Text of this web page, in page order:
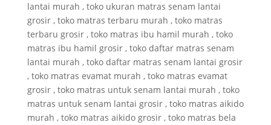
lantai murah , toko ukuran matras senam lantai
grosir , toko matras terbaru murah , toko matras
terbaru grosir , toko matras ibu hamil murah , toko
matras ibu hamil grosir , toko daftar matras senam
lantai murah , toko daftar matras senam lantai grosir
, toko matras evamat murah , toko matras evamat
grosir , toko matras untuk senam lantai murah , toko
matras untuk senam lantai grosir , toko matras aikido
murah , toko matras aikido grosir , toko matras bela